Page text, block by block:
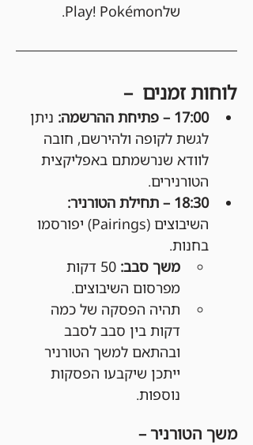
שלPlay! Pokémon.
לוחות זמנים  –
17:00 – פתיחת ההרשמה:
ניתן
לגשת לקופה ולהירשם, חובה
לוודא שנרשמתם באפליקצית
הטורנירים.
18:30 – תחילת הטורניר:
השיבוצים (Pairings) יפורסמו
בחנות.
משך סבב:
50 דקות
מפרסום השיבוצים.
תהיה הפסקה של כמה
דקות בין סבב לסבב
ובהתאם למשך הטורניר
ייתכן שיקבעו הפסקות
נוספות.
משך הטורניר –